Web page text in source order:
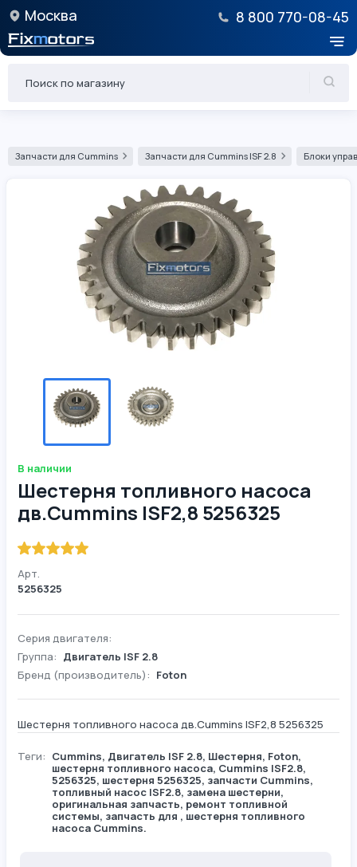
Москва 8 800 770-08-45
Запчасти для Cummins Запчасти для Cummins ISF 2.8 Блоки
В наличии
Шестерня топливного насоса
дв.Cummins ISF2,8 5256325
Арт.
5256325
Серия двигателя:
Группа: Двигатель ISF 2.8
Бренд (производитель): Foton
Шестерня топливного насоса дв.Cummins ISF2,8 5256325
Теги: Cummins, Двигатель ISF 2.8, Шестерня, Foton,
шестерня топливного насоса, Cummins ISF2.8,
5256325, шестерня 5256325, запчасти Cummins,
топливный насос ISF2.8, замена шестерни,
оригинальная запчасть, ремонт топливной
системы, запчасть для , шестерня топливного
насоса Cummins.